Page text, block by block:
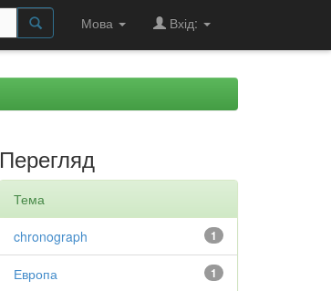
Мова Вхід:
Перегляд
Тема
1
chronograph
1
Европа